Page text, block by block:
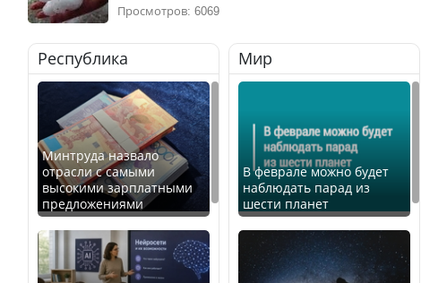
Просмотров: 6069
Республика
Минтруда назвало
отрасли с самыми
высокими зарплатными
предложениями
Мир
В феврале можно будет
наблюдать парад из
шести планет